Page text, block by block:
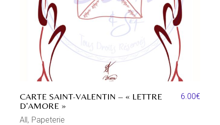
CARTE SAINT-VALENTIN – « LETTRE
D’AMORE »
6.00€
All Papeterie